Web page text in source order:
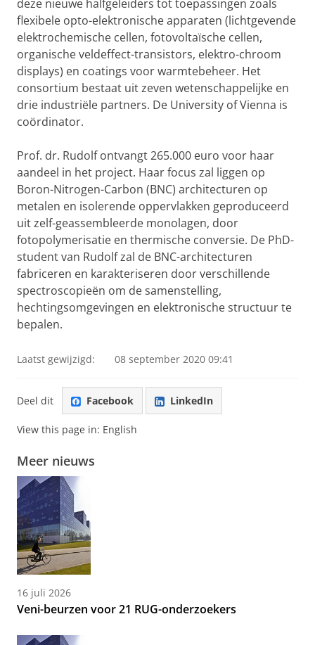
deze nieuwe halfgeleiders tot toepassingen zoals
flexibele opto-elektronische apparaten (lichtgevende
elektrochemische cellen, fotovoltaïsche cellen,
organische veldeffect-transistors, elektro-chroom
displays) en coatings voor warmtebeheer. Het
consortium bestaat uit zeven wetenschappelijke en
drie industriële partners. De University of Vienna is
coördinator.
Prof. dr. Rudolf ontvangt 265.000 euro voor haar
aandeel in het project. Haar focus zal liggen op
Boron-Nitrogen-Carbon (BNC) architecturen op
metalen en isolerende oppervlakken geproduceerd
uit zelf-geassembleerde monolagen, door
fotopolymerisatie en thermische conversie. De PhD-
student van Rudolf zal de BNC-architecturen
fabriceren en karakteriseren door verschillende
spectroscopieën om de samenstelling,
hechtingsomgevingen en elektronische structuur te
bepalen.
Laatst gewijzigd: 08 september 2020 09:41
Deel dit Facebook LinkedIn
View this page in: English
Meer nieuws
16 juli 2026
Veni-beurzen voor 21 RUG-onderzoekers